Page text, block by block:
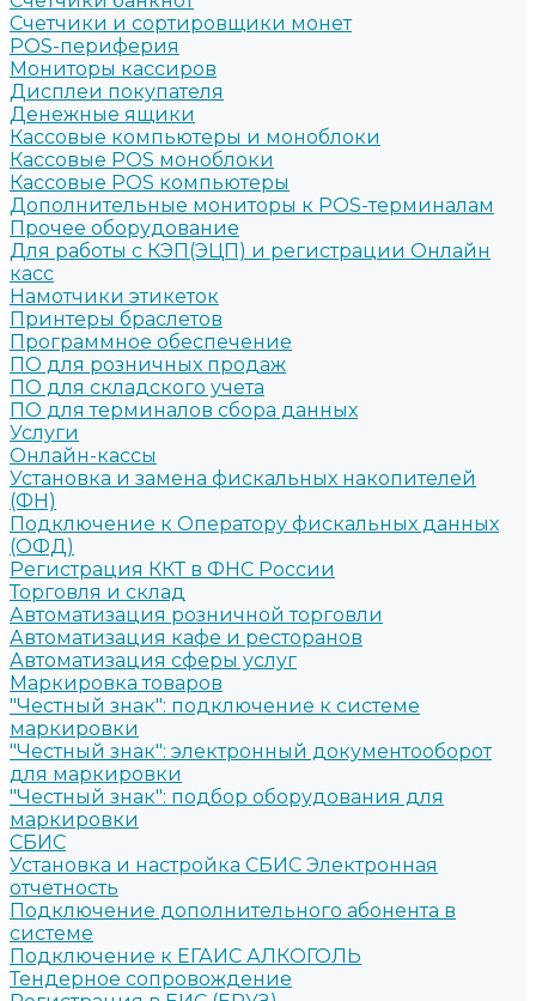
Счетчики и сортировщики монет
POS-периферия
Мониторы кассиров
Дисплеи покупателя
Денежные ящики
Кассовые компьютеры и моноблоки
Кассовые POS моноблоки
Кассовые POS компьютеры
Дополнительные мониторы к POS-терминалам
Прочее оборудование
Для работы с КЭП(ЭЦП) и регистрации Онлайн
касс
Намотчики этикеток
Принтеры браслетов
Программное обеспечение
ПО для розничных продаж
ПО для складского учета
ПО для терминалов сбора данных
Услуги
Онлайн-кассы
Установка и замена фискальных накопителей
(ФН)
Подключение к Оператору фискальных данных
(ОФД)
Регистрация ККТ в ФНС России
Торговля и склад
Автоматизация розничной торговли
Автоматизация кафе и ресторанов
Автоматизация сферы услуг
Маркировка товаров
"Честный знак": подключение к системе
маркировки
"Честный знак": электронный документооборот
для маркировки
"Честный знак": подбор оборудования для
маркировки
СБИС
Установка и настройка СБИС Электронная
отчетность
Подключение дополнительного абонента в
системе
Подключение к ЕГАИС АЛКОГОЛЬ
Тендерное сопровождение